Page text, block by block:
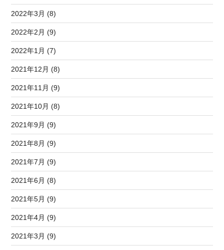
2022年3月 (8)
2022年2月 (9)
2022年1月 (7)
2021年12月 (8)
2021年11月 (9)
2021年10月 (8)
2021年9月 (9)
2021年8月 (9)
2021年7月 (9)
2021年6月 (8)
2021年5月 (9)
2021年4月 (9)
2021年3月 (9)